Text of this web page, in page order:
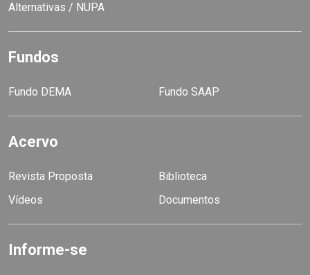
Alternativas / NUPA
Fundos
Fundo DEMA Fundo SAAP
Acervo
Revista Proposta
Biblioteca
Vídeos
Documentos
Informe-se